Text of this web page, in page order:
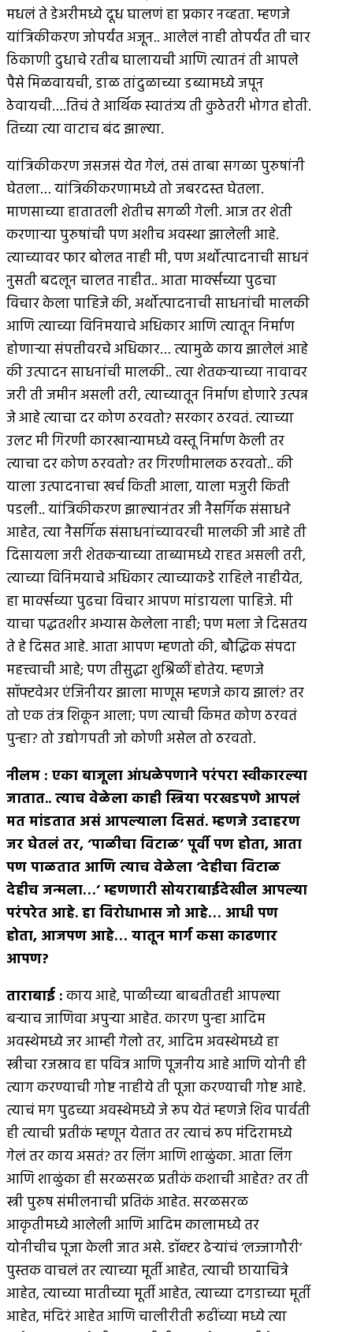
मधलं ते डेअरीमध्ये दूध घालणं हा प्रकार नव्हता. म्हणजे
यांत्रिकीकरण जोपर्यंत अजून.. आलेलं नाही तोपर्यंत ती चार
ठिकाणी दुधाचे रतीब घालायची आणि त्यातनं ती आपले
पैसे मिळवायची, डाळ तांदुळाच्या डब्यामध्ये जपून
ठेवायची….तिचं ते आर्थिक स्वातंत्र्य ती कुठेतरी भोगत होती.
तिच्या त्या वाटाच बंद झाल्या.
यांत्रिकीकरण जसजसं येत गेलं, तसं ताबा सगळा पुरुषांनी
घेतला… यांत्रिकीकरणामध्ये तो जबरदस्त घेतला.
माणसाच्या हातातली शेतीच सगळी गेली. आज तर शेती
करणार्‍या पुरुषांची पण अशीच अवस्था झालेली आहे.
त्याच्यावर फार बोलत नाही मी, पण अर्थोत्पादनाची साधनं
नुसती बदलून चालत नाहीत.. आता मार्क्सच्या पुढचा
विचार केला पाहिजे की, अर्थोत्पादनाची साधनांची मालकी
आणि त्याच्या विनिमयाचे अधिकार आणि त्यातून निर्माण
होणार्‍या संपत्तीवरचे अधिकार… त्यामुळे काय झालेलं आहे
की उत्पादन साधनांची मालकी.. त्या शेतकर्‍याच्या नावावर
जरी ती जमीन असली तरी, त्याच्यातून निर्माण होणारे उत्पन्न
जे आहे त्याचा दर कोण ठरवतो? सरकार ठरवतं. त्याच्या
उलट मी गिरणी कारखान्यामध्ये वस्तू निर्माण केली तर
त्याचा दर कोण ठरवतो? तर गिरणीमालक ठरवतो.. की
याला उत्पादनाचा खर्च किती आला, याला मजुरी किती
पडली.. यांत्रिकीकरण झाल्यानंतर जी नैसर्गिक संसाधने
आहेत, त्या नैसर्गिक संसाधनांच्यावरची मालकी जी आहे ती
दिसायला जरी शेतकर्‍याच्या ताब्यामध्ये राहत असली तरी,
त्याच्या विनिमयाचे अधिकार त्याच्याकडे राहिले नाहीयेत,
हा मार्क्सच्या पुढचा विचार आपण मांडायला पाहिजे. मी
याचा पद्धतशीर अभ्यास केलेला नाही; पण मला जे दिसतय
ते हे दिसत आहे. आता आपण म्हणतो की, बौद्धिक संपदा
महत्त्वाची आहे; पण तीसुद्धा शुश्रिेळीं होतेय. म्हणजे
सॉफ्टवेअर एंजिनीयर झाला माणूस म्हणजे काय झालं? तर
तो एक तंत्र शिकून आला; पण त्याची किंमत कोण ठरवतं
पुन्हा? तो उद्योगपती जो कोणी असेल तो ठरवतो.
नीलम : एका बाजूला आंधळेपणाने परंपरा स्वीकारल्या
जातात..त्याच वेळेला काही स्त्रिया परखडपणे आपलं
मत मांडतात असं आपल्याला दिसतं.म्हणजे उदाहरण
जर घेतलं तर, ‘पाळीचा विटाळ’ पूर्वी पण होता, आता
पण पाळतात आणि त्याच वेळेला ‘देहीचा विटाळ
देहीच जन्मला…’म्हणणारी सोयराबाईदेखील आपल्या
परंपरेत आहे.हा विरोधाभास जो आहे… आधी पण
होता, आजपण आहे… यातून मार्ग कसा काढणार
आपण?
ताराबाई :काय आहे, पाळीच्या बाबतीतही आपल्या
बर्‍याच जाणिवा अपुर्‍या आहेत. कारण पुन्हा आदिम
अवस्थेमध्ये जर आम्ही गेलो तर, आदिम अवस्थेमध्ये हा
स्त्रीचा रजस्राव हा पवित्र आणि पूजनीय आहे आणि योनी ही
त्याग करण्याची गोष्ट नाहीये ती पूजा करण्याची गोष्ट आहे.
त्याचं मग पुढच्या अवस्थेमध्ये जे रूप येतं म्हणजे शिव पार्वती
ही त्याची प्रतीकं म्हणून येतात तर त्याचं रूप मंदिरामध्ये
गेलं तर काय असतं? तर लिंग आणि शाळुंका. आता लिंग
आणि शाळुंका ही सरळसरळ प्रतीकं कशाची आहेत? तर ती
स्त्री पुरुष संमीलनाची प्रतिकं आहेत. सरळसरळ
आकृतीमध्ये आलेली आणि आदिम कालामध्ये तर
योनीचीच पूजा केली जात असे. डॉक्टर ढेर्‍यांचं ‘लज्जागौरी’
पुस्तक वाचलं तर त्याच्या मूर्ती आहेत, त्याची छायाचित्रे
आहेत, त्याच्या मातीच्या मूर्ती आहेत, त्याच्या दगडाच्या मूर्ती
आहेत, मंदिरं आहेत आणि चालीरीती रूढींच्या मध्ये त्या